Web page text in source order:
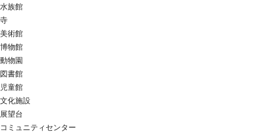
水族館
寺
美術館
博物館
動物園
図書館
児童館
文化施設
展望台
コミュニティセンター